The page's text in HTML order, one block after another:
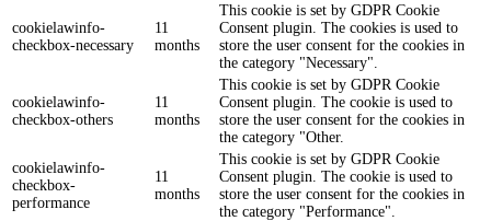
cookielawinfo-
checkbox-necessary
11
months
This cookie is set by GDPR Cookie
Consent plugin. The cookies is used to
store the user consent for the cookies in
the category "Necessary".
cookielawinfo-
checkbox-others
11
months
This cookie is set by GDPR Cookie
Consent plugin. The cookie is used to
store the user consent for the cookies in
the category "Other.
cookielawinfo-
checkbox-
performance
11
months
This cookie is set by GDPR Cookie
Consent plugin. The cookie is used to
store the user consent for the cookies in
the category "Performance".